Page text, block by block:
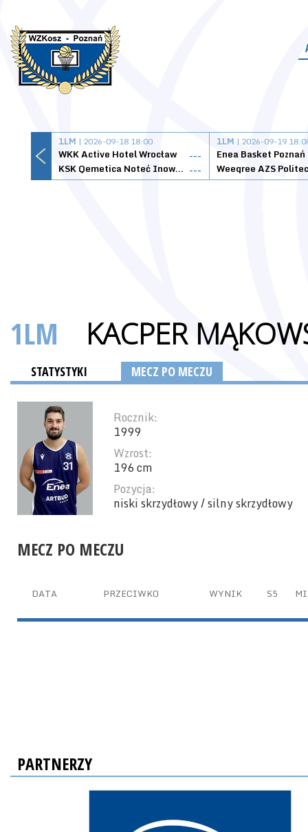
1LM | 2026-09-18 18:00
WKK Active Hotel Wrocław
---
KSK Qemetica Noteć Inowrocław ---
1LM | 2026-09-19
Enea Basket Poznań
1LM KACPER
STATYSTYKI MECZ PO MECZU
Rocznik:
1999
Wzrost:
196 cm
Pozycja:
niski skrzydłowy / silny skrzydłowy
MECZ PO MECZU
DATA PRZECIWKO WYNIK S5
PARTNERZY